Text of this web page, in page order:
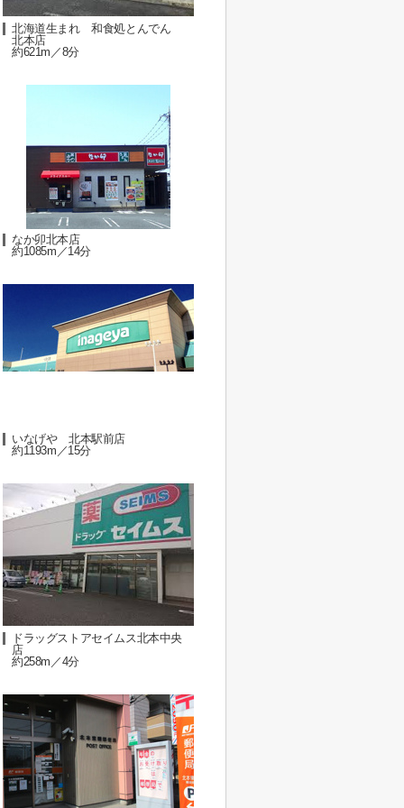
北海道生まれ 和食処とんでん
北本店
約621m／8分
なか卯北本店
約1085m／14分
いなげや 北本駅前店
約1193m／15分
ドラッグストアセイムス北本中央
店
約258m／4分